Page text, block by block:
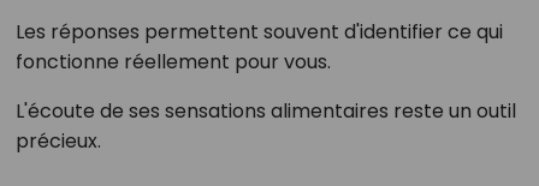
Les réponses permettent souvent d'identifier ce qui
fonctionne réellement pour vous.
L'écoute de ses sensations alimentaires reste un outil
précieux.